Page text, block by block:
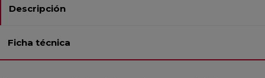
Descripción
Ficha técnica